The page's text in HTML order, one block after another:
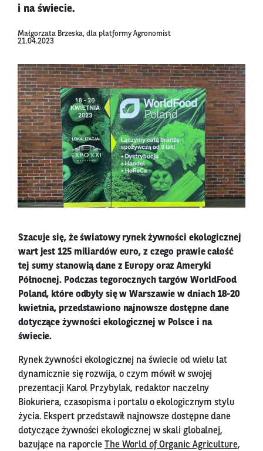
i na świecie.
Małgorzata Brzeska, dla platformy Agronomist
21.04.2023
Szacuje się, że światowy rynek żywności ekologicznej
wart jest 125 miliardów euro, z czego prawie całość
tej sumy stanowią dane z Europy oraz Ameryki
Północnej. Podczas tegorocznych targów WorldFood
Poland, które odbyły się w Warszawie w dniach 18-20
kwietnia, przedstawiono najnowsze dostępne dane
dotyczące żywności ekologicznej w Polsce i na
świecie.
Rynek żywności ekologicznej na świecie od wielu lat
dynamicznie się rozwija, o czym mówił w swojej
prezentacji Karol Przybylak, redaktor naczelny
Biokuriera, czasopisma i portalu o ekologicznym stylu
życia. Ekspert przedstawił najnowsze dostępne dane
dotyczące żywności ekologicznej w skali globalnej,
bazujące na raporcie The World of Organic Agriculture,